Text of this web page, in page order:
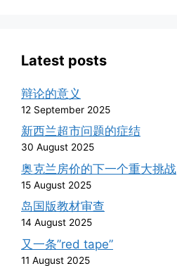
Latest posts
辩论的意义
12 September 2025
新西兰超市问题的症结
30 August 2025
奥克兰房价的下一个重大挑战
15 August 2025
岛国版教材审查
14 August 2025
又一条”red tape”
11 August 2025